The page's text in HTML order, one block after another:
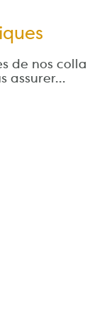
de nos
assurer…